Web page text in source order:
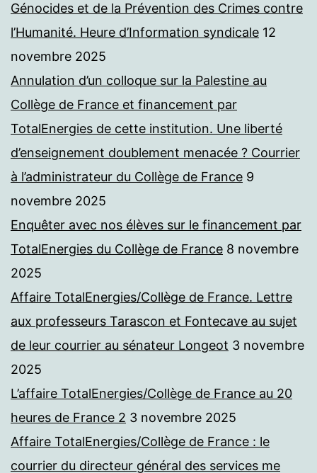
Génocides et de la Prévention des Crimes contre
l’Humanité. Heure d’Information syndicale 12
novembre 2025
Annulation d’un colloque sur la Palestine au
Collège de France et financement par
TotalEnergies de cette institution. Une liberté
d’enseignement doublement menacée ? Courrier
à l’administrateur du Collège de France 9
novembre 2025
Enquêter avec nos élèves sur le financement par
TotalEnergies du Collège de France 8 novembre
2025
Affaire TotalEnergies/Collège de France. Lettre
aux professeurs Tarascon et Fontecave au sujet
de leur courrier au sénateur Longeot 3 novembre
2025
L’affaire TotalEnergies/Collège de France au 20
heures de France 2 3 novembre 2025
Affaire TotalEnergies/Collège de France : le
courrier du directeur général des services me